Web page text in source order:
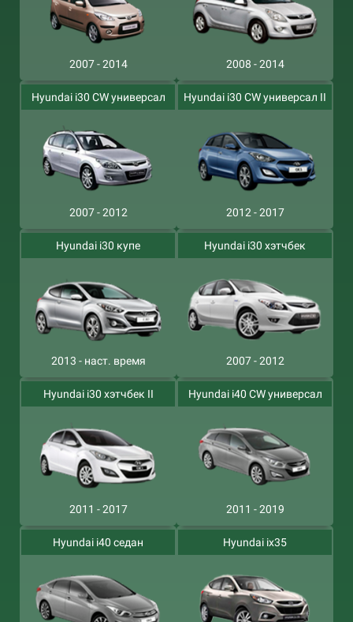
2007 - 2014 2008 - 2014
Hyundai i30 CW универсал
2007 - 2012
Hyundai i30 CW универсал II
2012 - 2017
Hyundai i30 купе
2013 - наст. время
Hyundai i30 хэтчбек
2007 - 2012
Hyundai i30 хэтчбек II
2011 - 2017
Hyundai i40 CW универсал
2011 - 2019
Hyundai i40 седан Hyundai ix35